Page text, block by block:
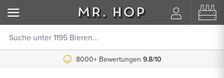
8000+ Bewertungen 9.8/10